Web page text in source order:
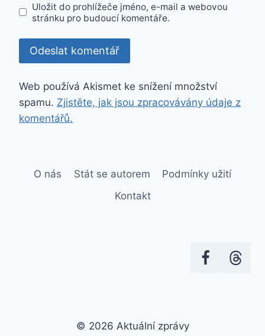
Uložit do prohlížeče jméno, e-mail a webovou
stránku pro budoucí komentáře.
Web používá Akismet ke snížení množství
spamu. Zjistěte, jak jsou zpracovávány údaje z
komentářů.
O nás Stát se autorem
Podmínky užití
Kontakt
© 2026 Aktuální zprávy